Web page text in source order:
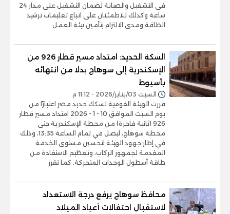
فى التشغيل والصيانة لضمان التشغيل على مدار 24
ساعة وكذلك للاطمئنان على اتباع تعليمات ترشيد
الطاقة ومدى الالتزام بتأمين بيئة العمل
السكة الحديد: امتداد مسير قطار 926 من
الإسكندرية إلى سوهاج بدلا من انتهائه
بأسيوط
السبت 03/يناير/2026 - 11:12 م
قررت الهيئة القومية لسكك حديد مصر اعتبارًا من
يوم السبت الموافق 10 - 1 - 2026 امتداد مسير قطار
926 (ثانية فاخرة) من محطة الإسكندرية حتى
محطة سوهاج، ليصل في تمام الساعة 13:35، وذلك
في إطار جهود الهيئة لتحسين مستوى الخدمة
المقدمة لجمهور الركاب، وتعظيم الاستفادة من
طاقة أسطول الوحدات المتحركة. كما تقرر
محافظ سوهاج يرفع درجة الاستعداد
لاستقبال احتفالات أعياد الميلاد